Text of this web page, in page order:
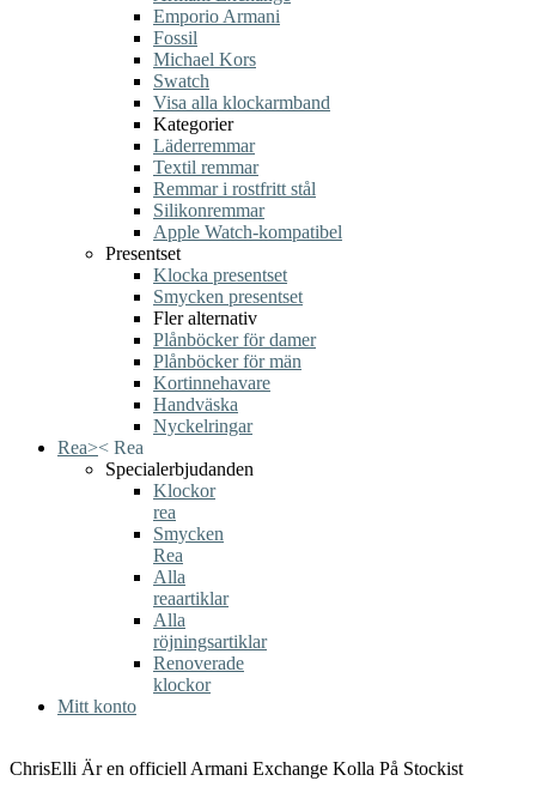
Emporio Armani
Fossil
Michael Kors
Swatch
Visa alla klockarmband
Kategorier
Läderremmar
Textil remmar
Remmar i rostfritt stål
Silikonremmar
Apple Watch-kompatibel
Presentset
Klocka presentset
Smycken presentset
Fler alternativ
Plånböcker för damer
Plånböcker för män
Kortinnehavare
Handväska
Nyckelringar
Rea>< Rea
Specialerbjudanden
Klockor
rea
Smycken
Rea
Alla
reaartiklar
Alla
röjningsartiklar
Renoverade
klockor
Mitt konto
ChrisElli Är en officiell Armani Exchange Kolla På Stockist